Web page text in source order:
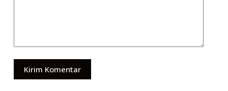
Kirim Komentar